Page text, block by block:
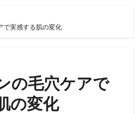
で実感する肌の変化
の毛穴ケアで
の変化